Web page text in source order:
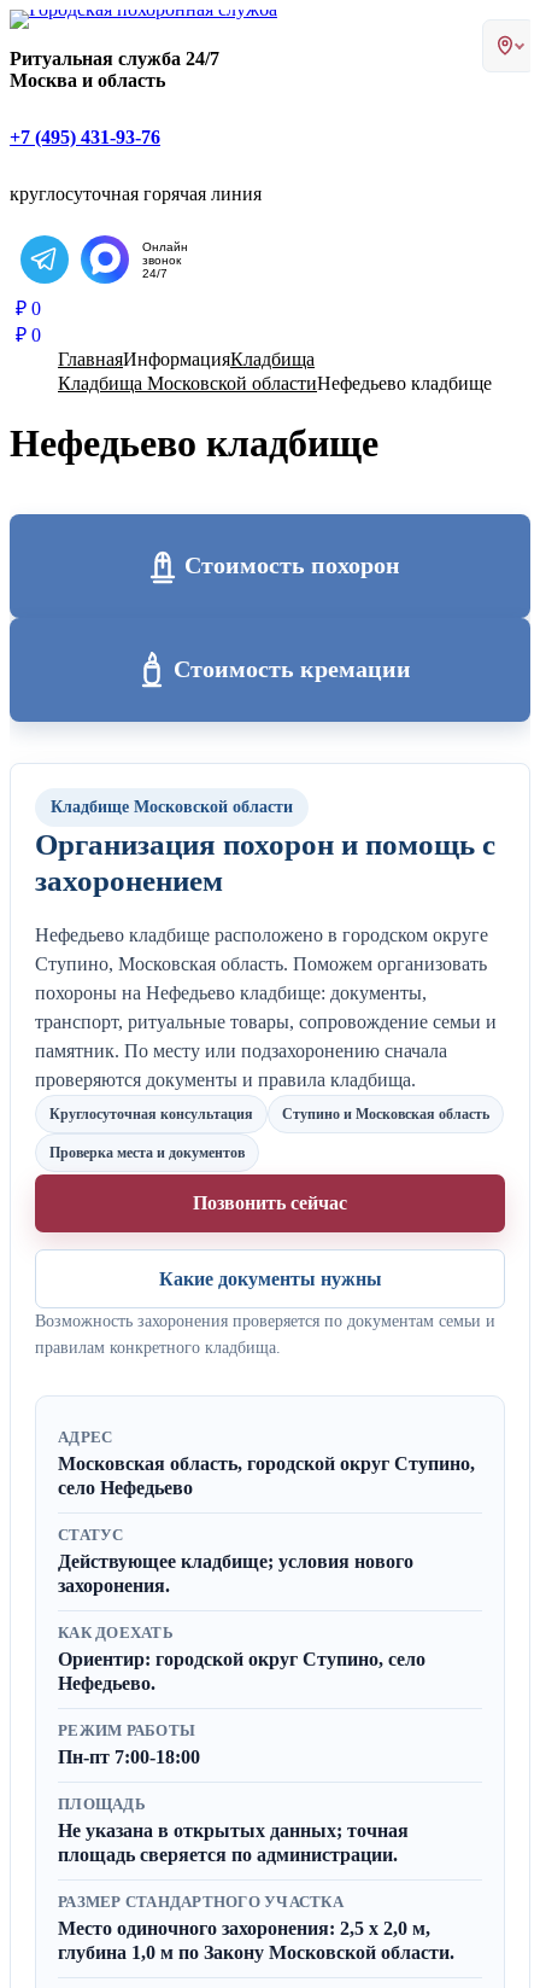
Ритуальная служба 24/7
Москва и область
+7 (495) 431-93-76
круглосуточная горячая линия
Написать в Telegram
Онлайн
звонок
24/7
₽ 0
₽ 0
ГлавнаяИнформацияКладбища
Кладбища Московской областиНефедьево кладбище
Нефедьево кладбище
Стоимость похорон
Стоимость кремации
Кладбище Московской области
Организация похорон и помощь с
захоронением
Нефедьево кладбище расположено в городском округе
Ступино, Московская область. Поможем организовать
похороны на Нефедьево кладбище: документы,
транспорт, ритуальные товары, сопровождение семьи и
памятник. По месту или подзахоронению сначала
проверяются документы и правила кладбища.
Круглосуточная консультация Ступино и Московская область
Проверка места и документов
Позвонить сейчас
Какие документы нужны
Возможность захоронения проверяется по документам семьи и
правилам конкретного кладбища.
АДРЕС
Московская область, городской округ Ступино,
село Нефедьево
СТАТУС
Действующее кладбище; условия нового
захоронения.
КАК ДОЕХАТЬ
Ориентир: городской округ Ступино, село
Нефедьево.
РЕЖИМ РАБОТЫ
Пн-пт 7:00-18:00
ПЛОЩАДЬ
Не указана в открытых данных; точная
площадь сверяется по администрации.
РАЗМЕР СТАНДАРТНОГО УЧАСТКА
Место одиночного захоронения: 2,5 x 2,0 м,
глубина 1,0 м по Закону Московской области.